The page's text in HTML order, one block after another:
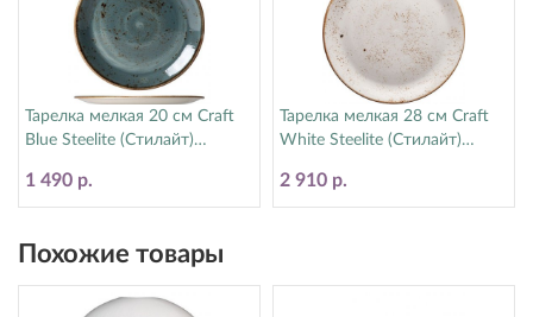
Тарелка мелкая 20 см Craft
Blue Steelite (Стилайт)
1 490 р.
Тарелка мелкая 28 см Craft
White Steelite (Стилайт)
2 910 р.
Похожие товары